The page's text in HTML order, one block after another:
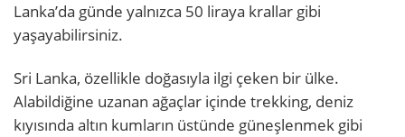
Lanka’da günde yalnızca 50 liraya krallar gibi
yaşayabilirsiniz.
Sri Lanka, özellikle doğasıyla ilgi çeken bir ülke.
Alabildiğine uzanan ağaçlar içinde trekking, deniz
kıyısında altın kumların üstünde güneşlenmek gibi